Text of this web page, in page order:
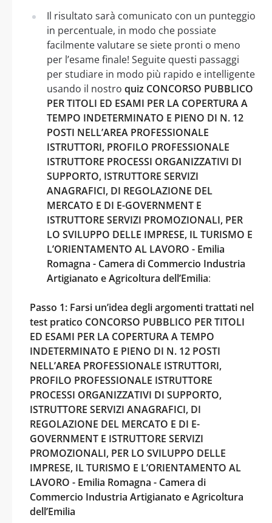
Il risultato sarà comunicato con un punteggio
in percentuale, in modo che possiate
facilmente valutare se siete pronti o meno
per l’esame finale! Seguite questi passaggi
per studiare in modo più rapido e intelligente
usando il nostro quiz CONCORSO PUBBLICO
PER TITOLI ED ESAMI PER LA COPERTURA A
TEMPO INDETERMINATO E PIENO DI N. 12
POSTI NELL’AREA PROFESSIONALE
ISTRUTTORI, PROFILO PROFESSIONALE
ISTRUTTORE PROCESSI ORGANIZZATIVI DI
SUPPORTO, ISTRUTTORE SERVIZI
ANAGRAFICI, DI REGOLAZIONE DEL
MERCATO E DI E-GOVERNMENT E
ISTRUTTORE SERVIZI PROMOZIONALI, PER
LO SVILUPPO DELLE IMPRESE, IL TURISMO E
L’ORIENTAMENTO AL LAVORO - Emilia
Romagna - Camera di Commercio Industria
Artigianato e Agricoltura dell’Emilia:
Passo 1: Farsi un’idea degli argomenti trattati nel
test pratico CONCORSO PUBBLICO PER TITOLI
ED ESAMI PER LA COPERTURA A TEMPO
INDETERMINATO E PIENO DI N. 12 POSTI
NELL’AREA PROFESSIONALE ISTRUTTORI,
PROFILO PROFESSIONALE ISTRUTTORE
PROCESSI ORGANIZZATIVI DI SUPPORTO,
ISTRUTTORE SERVIZI ANAGRAFICI, DI
REGOLAZIONE DEL MERCATO E DI E-
GOVERNMENT E ISTRUTTORE SERVIZI
PROMOZIONALI, PER LO SVILUPPO DELLE
IMPRESE, IL TURISMO E L’ORIENTAMENTO AL
LAVORO - Emilia Romagna - Camera di
Commercio Industria Artigianato e Agricoltura
dell’Emilia